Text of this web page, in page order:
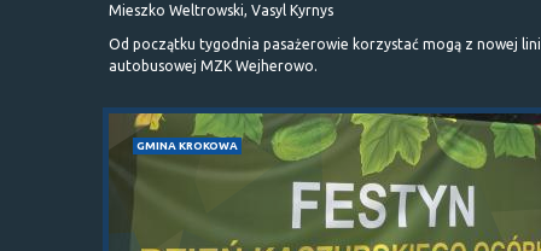
Mieszko Weltrowski, Vasyl Kyrnys
Od początku tygodnia pasażerowie korzystać mogą z nowej
autobusowej MZK Wejherowo.
GMINA KROKOWA